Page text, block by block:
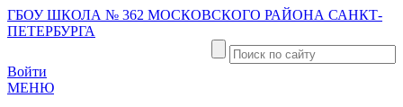
ГБОУ ШКОЛА № 362 МОСКОВСКОГО РАЙОНА САНКТ-
ПЕТЕРБУРГА
Войти
МЕНЮ